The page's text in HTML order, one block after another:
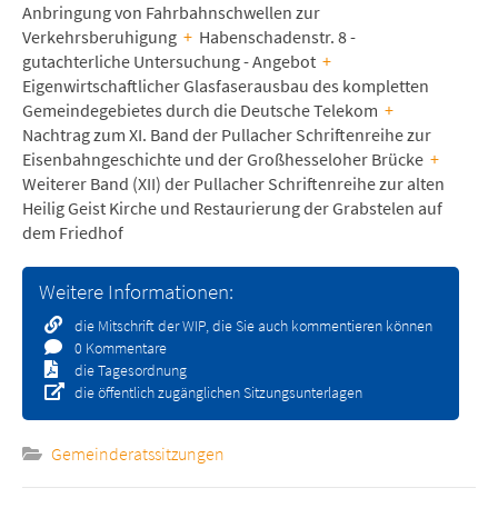
Anbringung von Fahrbahnschwellen zur
Verkehrsberuhigung + Habenschadenstr. 8 -
gutachterliche Untersuchung - Angebot +
Eigenwirtschaftlicher Glasfaserausbau des kompletten
Gemeindegebietes durch die Deutsche Telekom +
Nachtrag zum XI. Band der Pullacher Schriftenreihe zur
Eisenbahngeschichte und der Großhesseloher Brücke +
Weiterer Band (XII) der Pullacher Schriftenreihe zur alten
Heilig Geist Kirche und Restaurierung der Grabstelen auf
dem Friedhof
Weitere Informationen:
die Mitschrift der WIP, die Sie auch kommentieren können
0 Kommentare
die Tagesordnung
die öffentlich zugänglichen Sitzungsunterlagen
Gemeinderatssitzungen